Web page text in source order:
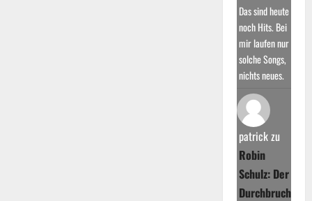
Das sind heute
noch Hits. Bei
mir laufen nur
solche Songs,
nichts neues.
patrickzu
Robin
Schulz: Der
Durchbruch